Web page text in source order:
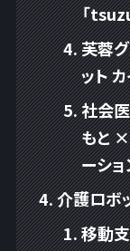
「
芙蓉
ット
社会
もと ×
ーショ
介護ロボ
移動